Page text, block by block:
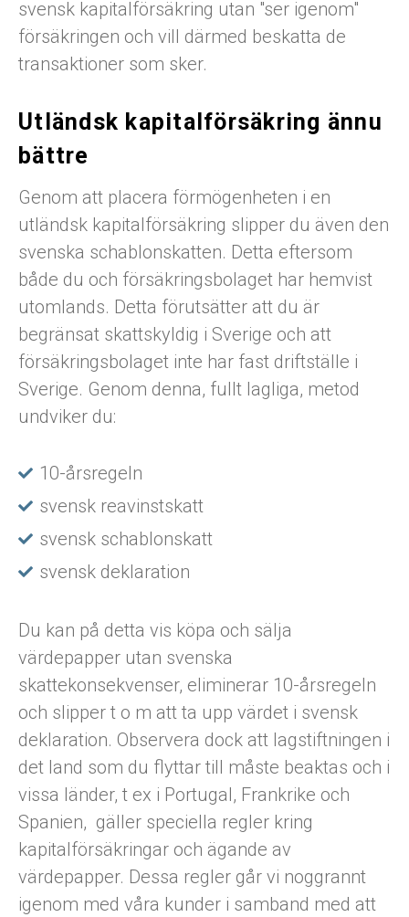
svensk kapitalförsäkring utan "ser igenom"
försäkringen och vill därmed beskatta de
transaktioner som sker.
Utländsk kapitalförsäkring ännu
bättre
Genom att placera förmögenheten i en
utländsk kapitalförsäkring slipper du även den
svenska schablonskatten. Detta eftersom
både du och försäkringsbolaget har hemvist
utomlands. Detta förutsätter att du är
begränsat skattskyldig i Sverige och att
försäkringsbolaget inte har fast driftställe i
Sverige. Genom denna, fullt lagliga, metod
undviker du:
10-årsregeln
svensk reavinstskatt
svensk schablonskatt
svensk deklaration
Du kan på detta vis köpa och sälja
värdepapper utan svenska
skattekonsekvenser, eliminerar 10-årsregeln
och slipper t o m att ta upp värdet i svensk
deklaration. Observera dock att lagstiftningen i
det land som du flyttar till måste beaktas och i
vissa länder, t ex i Portugal, Frankrike och
Spanien, gäller speciella regler kring
kapitalförsäkringar och ägande av
värdepapper. Dessa regler går vi noggrannt
igenom med våra kunder i samband med att